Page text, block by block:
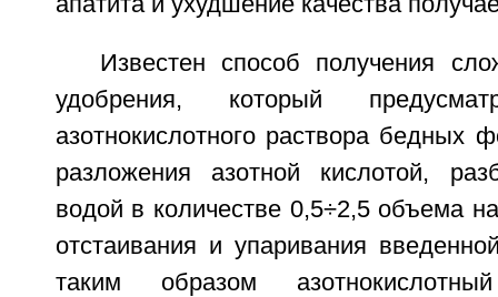
Известен способ получения
удобрения, который
азотнокислотного раствора бедных
разложения азотной кислотой,
водой в количестве 0,5÷2,5 объема
отстаивания и упаривания
таким образом